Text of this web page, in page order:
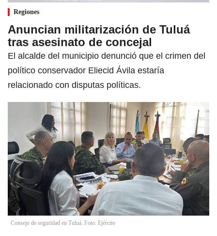
Regiones
Anuncian militarización de Tuluá
tras asesinato de concejal
El alcalde del municipio denunció que el crimen del
político conservador Eliecid Ávila estaría
relacionado con disputas políticas.
Consejo de seguridad en Tuluá. Foto: Ejército